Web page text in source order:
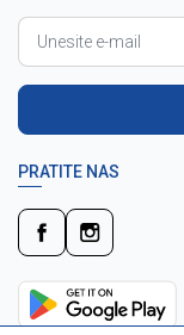
PRATITE NAS